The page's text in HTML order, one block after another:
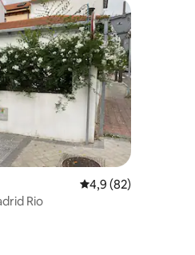
48 commentaires : 4,94 sur 5
Évaluation moyenne
4,9 (82)
Rio